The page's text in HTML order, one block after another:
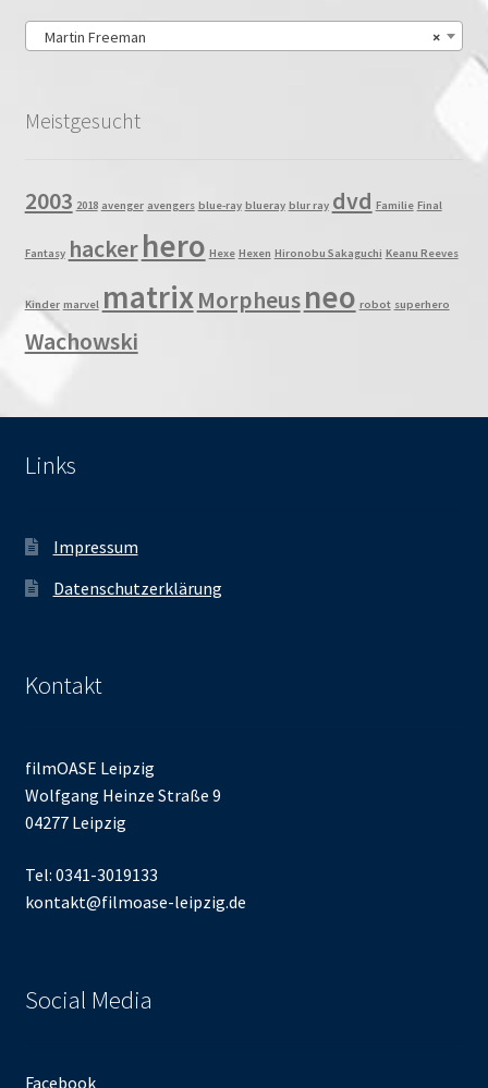
×
Martin Freeman
Meistgesucht
2003 2018 avenger avengers blue-ray blueray blur ray dvd Familie Final
Fantasy hackerhero Hexe Hexen Hironobu Sakaguchi Keanu Reeves
Kinder marvel matrixMorpheusneo robot superhero
Wachowski
Links
Impressum
Datenschutzerklärung
Kontakt
filmOASE Leipzig
Wolfgang Heinze Straße 9
04277 Leipzig
Tel: 0341-3019133
kontakt@filmoase-leipzig.de
Social Media
Facebook